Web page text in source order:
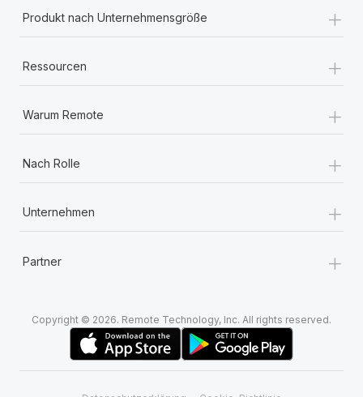
Produkt nach Unternehmensgröße +
Ressourcen +
Warum Remote +
Nach Rolle +
Unternehmen +
Partner +
Copyright © 2026. Remote Technology, Inc. All rights reserved.